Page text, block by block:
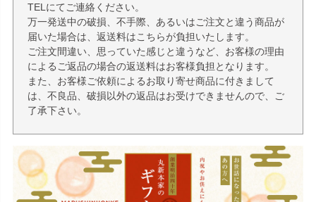
TELにてご連絡ください。
万一発送中の破損、不手際、あるいはご注文と違う商品が
届いた場合は、返送料はこちらが負担いたします。
ご注文間違い、思っていた感じと違うなど、お客様の理由
によるご返品の場合の返送料はお客様負担となります。
また、お客様ご依頼によるお取り寄せ商品に付きまして
は、不良品、破損以外の返品はお受けできませんので、ご
了承下さい。